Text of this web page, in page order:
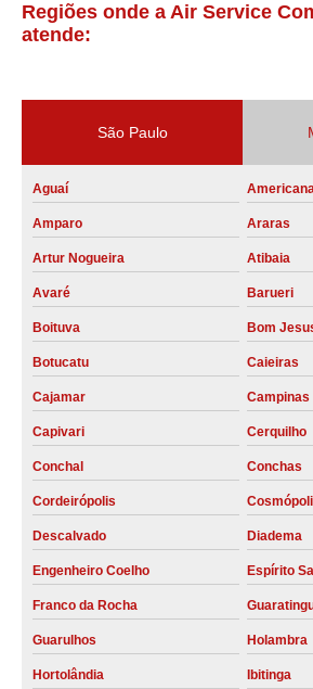
Regiões onde a Air Service
atende:
São Paulo
Aguaí
Amparo Araras
Artur Nogueira Atibaia
Avaré Barueri
Boituva Bom
Botucatu Caieiras
Cajamar Campinas
Capivari Cerquilho
Conchal Conchas
Cordeirópolis
Descalvado Diadema
Engenheiro Coelho Espírito
Franco da Rocha
Guarulhos Holambra
Hortolândia Ibitinga